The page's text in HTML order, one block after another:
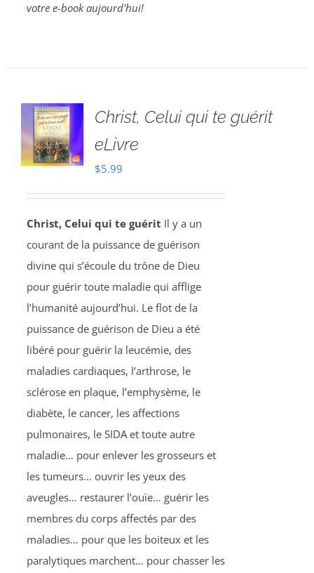
votre e-book aujourd'hui!
Christ, Celui qui te guérit
eLivre
$5.99
Christ, Celui qui te guérit Il y a un
courant de la puissance de guérison
divine qui s’écoule du trône de Dieu
pour guérir toute maladie qui afflige
l’humanité aujourd’hui. Le flot de la
puissance de guérison de Dieu a été
libéré pour guérir la leucémie, des
maladies cardiaques, l’arthrose, le
sclérose en plaque, l’emphysème, le
diabète, le cancer, les affections
pulmonaires, le SIDA et toute autre
maladie… pour enlever les grosseurs et
les tumeurs… ouvrir les yeux des
aveugles… restaurer l’ouïe… guérir les
membres du corps affectés par des
maladies… pour que les boiteux et les
paralytiques marchent… pour chasser les